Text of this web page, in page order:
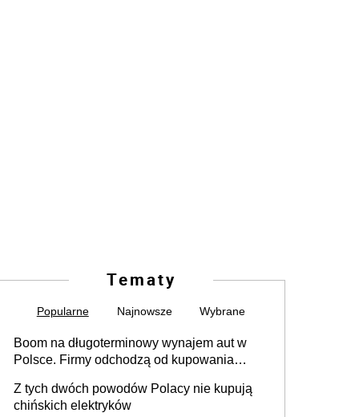
Tematy
Popularne Najnowsze Wybrane
Boom na długoterminowy wynajem aut w
Polsce. Firmy odchodzą od kupowania
Z tych dwóch powodów Polacy nie kupują
chińskich elektryków